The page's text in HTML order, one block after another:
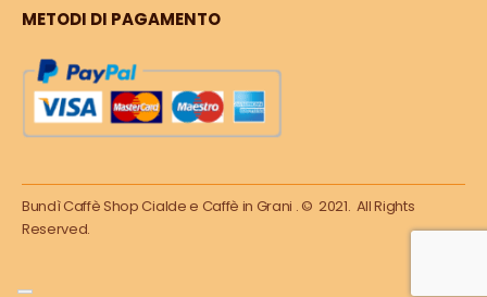
METODI DI PAGAMENTO
Bundì Caffè Shop Cialde e Caffè in Grani . © 2021. All Rights
Reserved.